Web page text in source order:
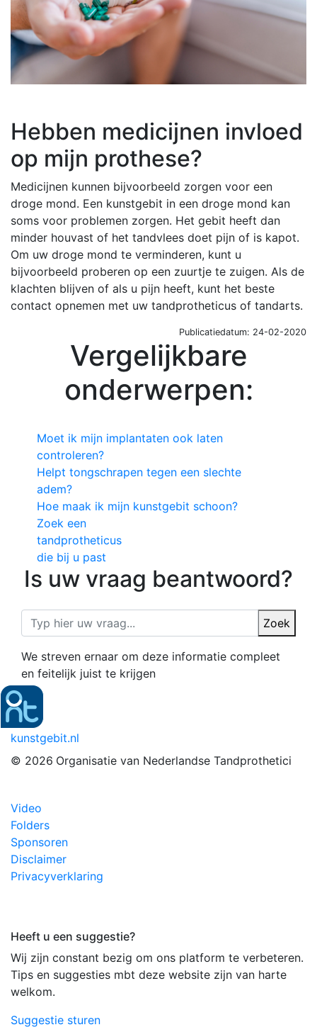
Hebben medicijnen invloed
op mijn prothese?
Medicijnen kunnen bijvoorbeeld zorgen voor een
droge mond. Een kunstgebit in een droge mond kan
soms voor problemen zorgen. Het gebit heeft dan
minder houvast of het tandvlees doet pijn of is kapot.
Om uw droge mond te verminderen, kunt u
bijvoorbeeld proberen op een zuurtje te zuigen. Als de
klachten blijven of als u pijn heeft, kunt het beste
contact opnemen met uw tandprotheticus of tandarts.
Publicatiedatum: 24-02-2020
Vergelijkbare
onderwerpen:
Moet ik mijn implantaten ook laten
controleren?
Helpt tongschrapen tegen een slechte
adem?
Hoe maak ik mijn kunstgebit schoon?
Zoek een
tandprotheticus
die bij u past
Is uw vraag beantwoord?
Zoek
We streven ernaar om deze informatie compleet
en feitelijk juist te krijgen
kunstgebit.nl
© 2026 Organisatie van Nederlandse Tandprothetici
Video
Folders
Sponsoren
Disclaimer
Privacyverklaring
Heeft u een suggestie?
Wij zijn constant bezig om ons platform te verbeteren.
Tips en suggesties mbt deze website zijn van harte
welkom.
Suggestie sturen